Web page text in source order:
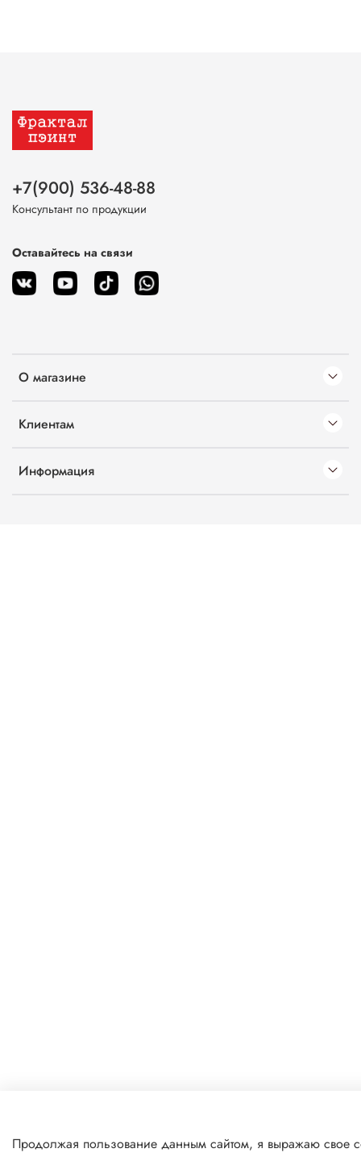
О магазине
Клиентам
Информация
+7(900) 536-48-88
Консультант по продукции
Оставайтесь на связи
Продолжая пользование данным сайтом, я выражаю свое